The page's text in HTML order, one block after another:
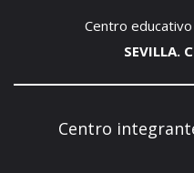
Centro
SEVILLA.
Centro